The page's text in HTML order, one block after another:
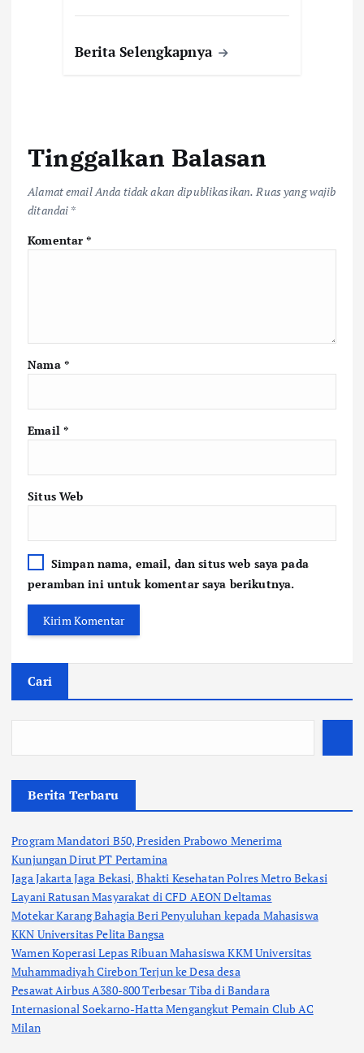
Berita Selengkapnya
Tinggalkan Balasan
Alamat email Anda tidak akan dipublikasikan. Ruas yang wajib
ditandai *
Komentar*
Nama *
Email *
Situs Web
Simpan nama, email, dan situs web saya pada
peramban ini untuk komentar saya berikutnya.
Cari
Berita Terbaru
Program Mandatori B50, Presiden Prabowo Menerima
Kunjungan Dirut PT Pertamina
Jaga Jakarta Jaga Bekasi, Bhakti Kesehatan Polres Metro Bekasi
Layani Ratusan Masyarakat di CFD AEON Deltamas
Motekar Karang Bahagia Beri Penyuluhan kepada Mahasiswa
KKN Universitas Pelita Bangsa
Wamen Koperasi Lepas Ribuan Mahasiswa KKM Universitas
Muhammadiyah Cirebon Terjun ke Desa desa
Pesawat Airbus A380-800 Terbesar Tiba di Bandara
Internasional Soekarno-Hatta Mengangkut Pemain Club AC
Milan